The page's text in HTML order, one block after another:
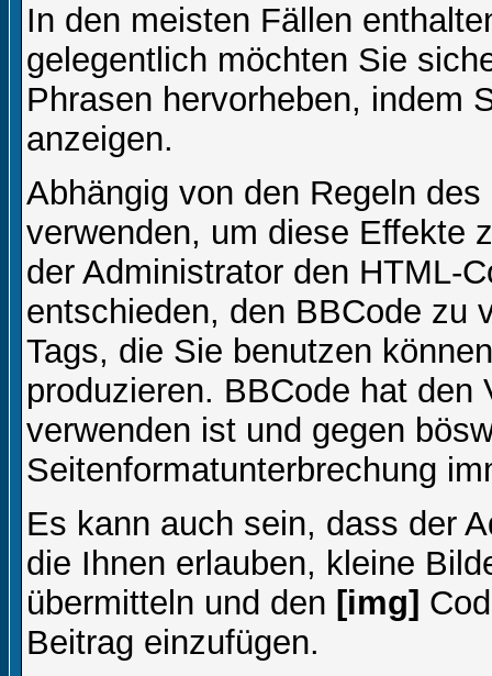
In den meisten Fällen
gelegentlich möchten Sie
Phrasen hervorheben, indem
anzeigen.
Abhängig von den Regeln
verwenden, um diese Effekte
der Administrator den HTML-
entschieden, den BBCode zu
Tags, die Sie benutzen
produzieren. BBCode hat
verwenden ist und gegen
Seitenformatunterbrechung
Es kann auch sein, dass der
die Ihnen erlauben, kleine
übermitteln und den [img]
Beitrag einzufügen.